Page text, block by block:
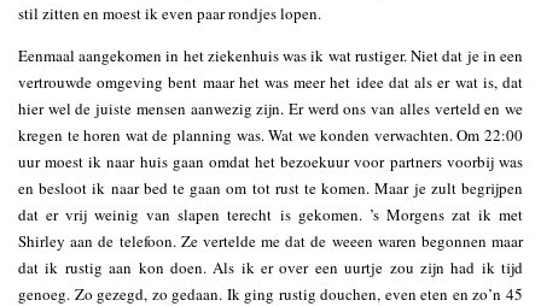
stil zitten en moest ik even paar rondjes lopen.
Eenmaal aangekomen in het ziekenhuis was ik wat rustiger. Niet dat je in een
vertrouwde omgeving bent maar het was meer het idee dat als er wat is, dat
hier wel de juiste mensen aanwezig zijn. Er werd ons van alles verteld en we
kregen te horen wat de planning was. Wat we konden verwachten. Om 22:00
uur moest ik naar huis gaan omdat het bezoekuur voor partners voorbij was
en besloot ik naar bed te gaan om tot rust te komen. Maar je zult begrijpen
dat er vrij weinig van slapen terecht is gekomen. ’s Morgens zat ik met
Shirley aan de telefoon. Ze vertelde me dat de weeen waren begonnen maar
dat ik rustig aan kon doen. Als ik er over een uurtje zou zijn had ik tijd
genoeg. Zo gezegd, zo gedaan. Ik ging rustig douchen, even eten en zo’n 45